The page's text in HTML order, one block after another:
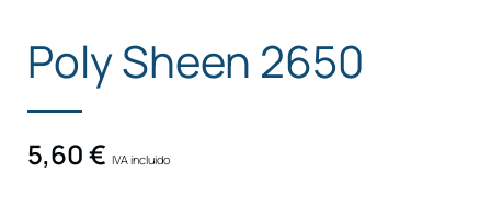
Poly Sheen 2650
5,60€ IVA incluido